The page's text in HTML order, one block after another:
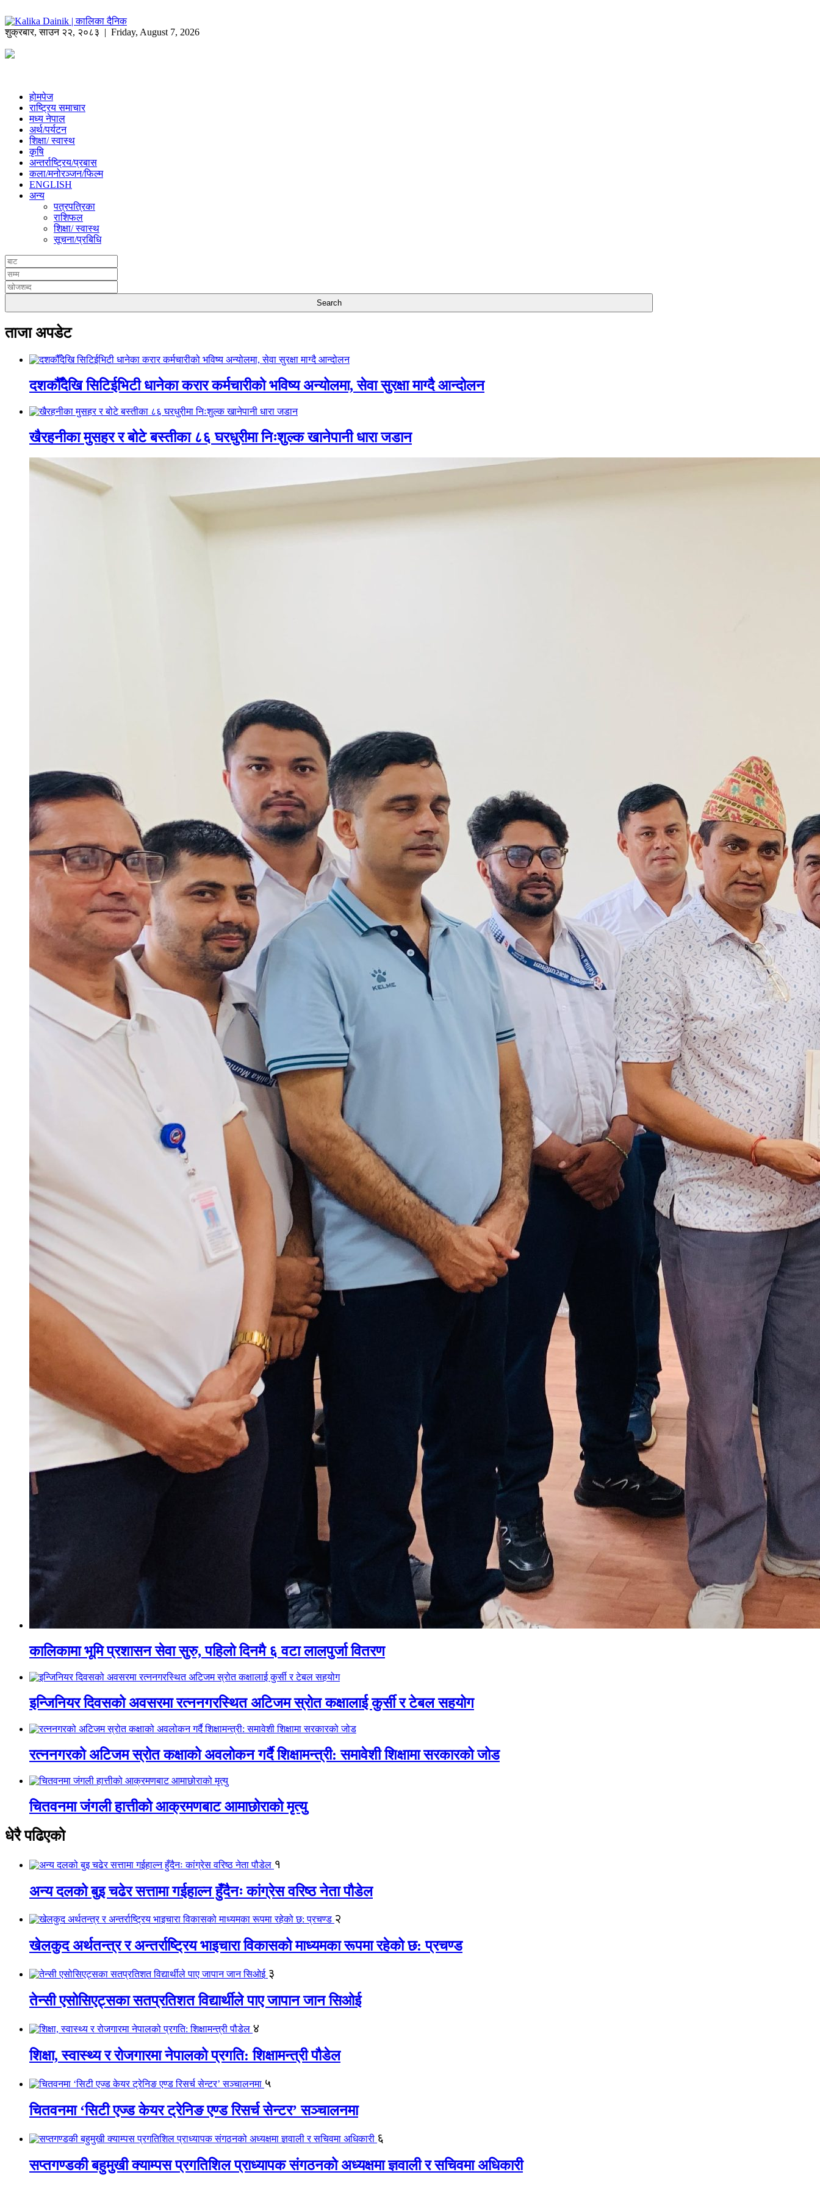
शुक्रबार,साउन २२, २०८३ | Friday, August 7, 2026
होमपेज
राष्ट्रिय समाचार
मध्य नेपाल
अर्थ/पर्यटन
शिक्षा/ स्वास्थ
कृषि
अन्तर्राष्ट्रिय/प्रबास
कला/मनोरञ्जन/फिल्म
ENGLISH
अन्य
पत्रपत्रिका
राशिफल
शिक्षा/ स्वास्थ
सूचना/प्रबिधि
ताजा अपडेट
दशकौँदेखि सिटिईभिटी धानेका करार कर्मचारीको भविष्य अन्योलमा, सेवा सुरक्षा माग्दै आन्दोलन
खैरहनीका मुसहर र बोटे बस्तीका ८६ घरधुरीमा निःशुल्क खानेपानी धारा जडान
कालिकामा भूमि प्रशासन सेवा सुरु, पहिलो दिनमै ६ वटा लालपुर्जा वितरण
इन्जिनियर दिवसको अवसरमा रत्ननगरस्थित अटिजम स्रोत कक्षालाई कुर्सी र टेबल सहयोग
रत्ननगरको अटिजम स्रोत कक्षाको अवलोकन गर्दै शिक्षामन्त्री: समावेशी शिक्षामा सरकारको जोड
चितवनमा जंगली हात्तीको आक्रमणबाट आमाछोराको मृत्यु
धेरै पढिएको
१
अन्य दलको बुइ चढेर सत्तामा गईहाल्न हुँदैनः कांग्रेस वरिष्ठ नेता पौडेल
२
खेलकुद अर्थतन्त्र र अन्तर्राष्ट्रिय भाइचारा विकासको माध्यमका रूपमा रहेको छ: प्रचण्ड
३
तेन्सी एसोसिएट्सका सतप्रतिशत विद्यार्थीले पाए जापान जान सिओई
४
शिक्षा, स्वास्थ्य र रोजगारमा नेपालको प्रगति: शिक्षामन्त्री पौडेल
५
चितवनमा ‘सिटी एज्ड केयर ट्रेनिङ एण्ड रिसर्च सेन्टर’ सञ्चालनमा
६
सप्तगण्डकी बहुमुखी क्याम्पस प्रगतिशिल प्राध्यापक संगठनको अध्यक्षमा ज्ञवाली र सचिवमा अधिकारी